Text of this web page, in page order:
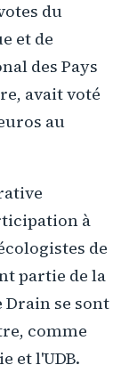
du
et de
des Pays
avait voté
au
à
de
partie de la
Drain se sont
comme
et l'UDB.